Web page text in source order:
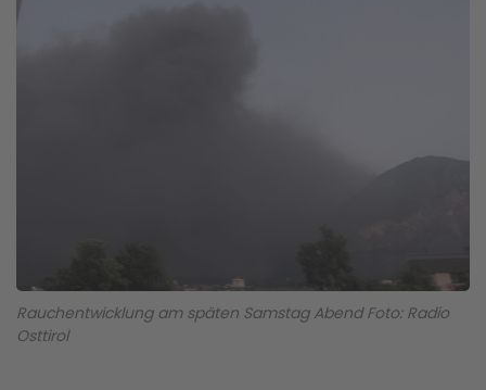
Rauchentwicklung am späten Samstag Abend Foto: Radio
Osttirol